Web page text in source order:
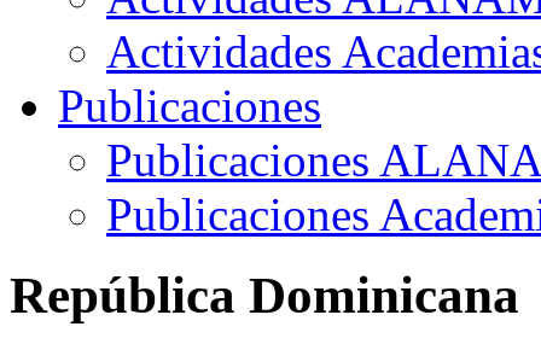
Actividades
Publicaciones
Publicaciones
Publicaciones
República Dominicana